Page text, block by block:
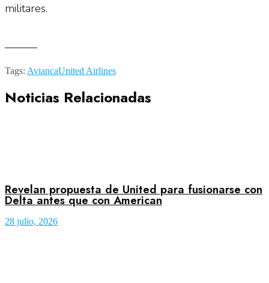
militares.
———
Tags: AviancaUnited Airlines
Noticias Relacionadas
Revelan propuesta de United para fusionarse con
Delta antes que con American
28 julio, 2026